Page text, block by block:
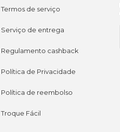
Termos de serviço
Serviço de entrega
Regulamento cashback
Política de Privacidade
Política de reembolso
Troque Fácil